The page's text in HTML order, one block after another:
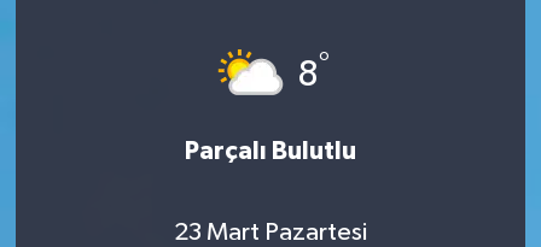
8°
Parçalı Bulutlu
23 Mart Pazartesi